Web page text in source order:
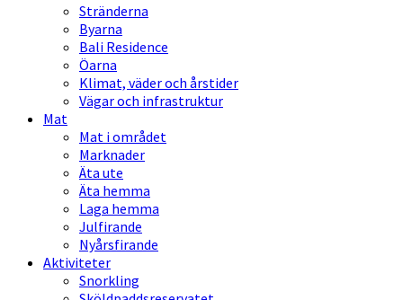
Stränderna
Byarna
Bali Residence
Öarna
Klimat, väder och årstider
Vägar och infrastruktur
Mat
Mat i området
Marknader
Äta ute
Äta hemma
Laga hemma
Julfirande
Nyårsfirande
Aktiviteter
Snorkling